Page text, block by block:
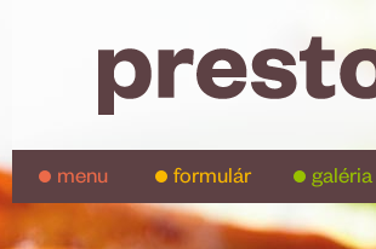
menu formulár galéria